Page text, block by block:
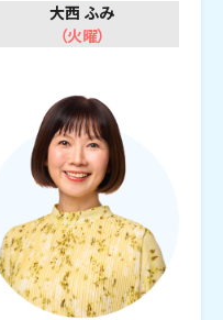
大西 ふみ
（火曜）